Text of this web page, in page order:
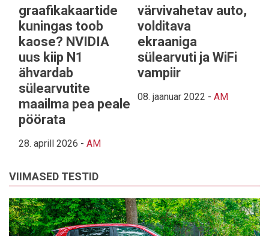
graafikakaartide
kuningas toob
kaose? NVIDIA
uus kiip N1
ähvardab
sülearvutite
maailma pea peale
pöörata
28. aprill 2026 - AM
värvivahetav auto,
volditava
ekraaniga
sülearvuti ja WiFi
vampiir
08. jaanuar 2022 - AM
VIIMASED TESTID